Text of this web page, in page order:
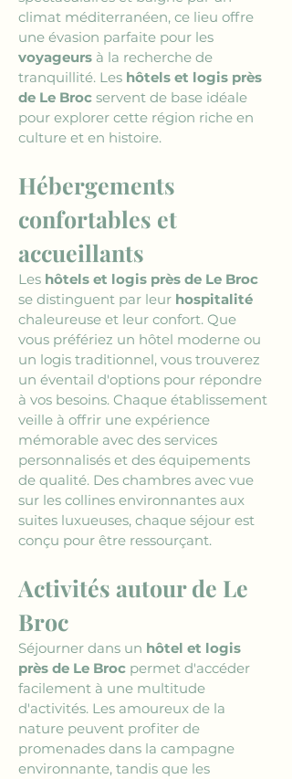
climat méditerranéen, ce lieu offre
une évasion parfaite pour les
voyageurs à la recherche de
tranquillité. Les hôtels et logis près
de Le Broc servent de base idéale
pour explorer cette région riche en
culture et en histoire.
Hébergements
confortables et
accueillants
Les hôtels et logis près de Le Broc
se distinguent par leur hospitalité
chaleureuse et leur confort. Que
vous préfériez un hôtel moderne ou
un logis traditionnel, vous trouverez
un éventail d'options pour répondre
à vos besoins. Chaque établissement
veille à offrir une expérience
mémorable avec des services
personnalisés et des équipements
de qualité. Des chambres avec vue
sur les collines environnantes aux
suites luxueuses, chaque séjour est
conçu pour être ressourçant.
Activités autour de Le
Broc
Séjourner dans un hôtel et logis
près de Le Broc permet d'accéder
facilement à une multitude
d'activités. Les amoureux de la
nature peuvent profiter de
promenades dans la campagne
environnante, tandis que les